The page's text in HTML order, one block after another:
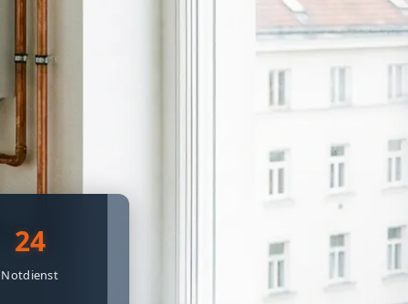
24
Notdienst